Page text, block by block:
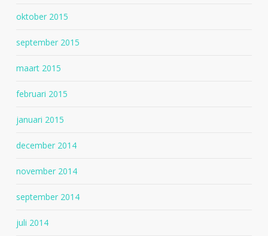
oktober 2015
september 2015
maart 2015
februari 2015
januari 2015
december 2014
november 2014
september 2014
juli 2014